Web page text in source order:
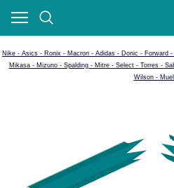
Nike - Asics - Ronix - Macron - Adidas - Donic - Forward
Mikasa - Mizuno - Spalding - Mitre - Select - Torres -
Wilson -